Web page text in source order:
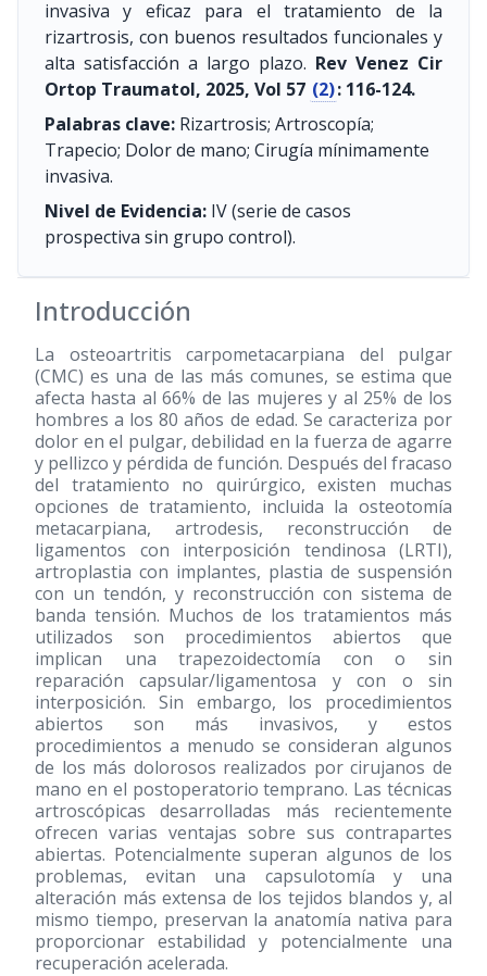
invasiva y eficaz para el tratamiento de la
rizartrosis, con buenos resultados funcionales y
alta satisfacción a largo plazo. Rev Venez Cir
Ortop Traumatol, 2025, Vol 57 (2): 116-124.
Palabras clave: Rizartrosis; Artroscopía;
Trapecio; Dolor de mano; Cirugía mínimamente
invasiva.
Nivel de Evidencia: IV (serie de casos
prospectiva sin grupo control).
Introducción
La osteoartritis carpometacarpiana del pulgar
(CMC) es una de las más comunes, se estima que
afecta hasta al 66% de las mujeres y al 25% de los
hombres a los 80 años de edad. Se caracteriza por
dolor en el pulgar, debilidad en la fuerza de agarre
y pellizco y pérdida de función. Después del fracaso
del tratamiento no quirúrgico, existen muchas
opciones de tratamiento, incluida la osteotomía
metacarpiana, artrodesis, reconstrucción de
ligamentos con interposición tendinosa (LRTI),
artroplastia con implantes, plastia de suspensión
con un tendón, y reconstrucción con sistema de
banda tensión. Muchos de los tratamientos más
utilizados son procedimientos abiertos que
implican una trapezoidectomía con o sin
reparación capsular/ligamentosa y con o sin
interposición. Sin embargo, los procedimientos
abiertos son más invasivos, y estos
procedimientos a menudo se consideran algunos
de los más dolorosos realizados por cirujanos de
mano en el postoperatorio temprano. Las técnicas
artroscópicas desarrolladas más recientemente
ofrecen varias ventajas sobre sus contrapartes
abiertas. Potencialmente superan algunos de los
problemas, evitan una capsulotomía y una
alteración más extensa de los tejidos blandos y, al
mismo tiempo, preservan la anatomía nativa para
proporcionar estabilidad y potencialmente una
recuperación acelerada.